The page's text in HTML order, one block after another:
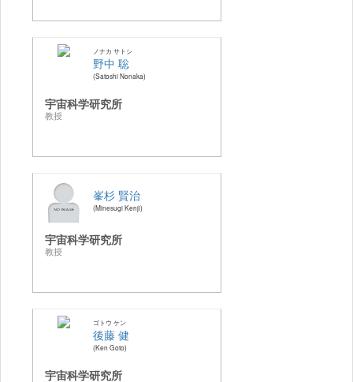
ノナカ サトシ
野中 聡
Satoshi Nonaka
宇宙科学研究所
教授
峯杉 賢治
Minesugi Kenji
宇宙科学研究所
教授
ゴトウ ケン
後藤 健
Ken Goto
宇宙科学研究所